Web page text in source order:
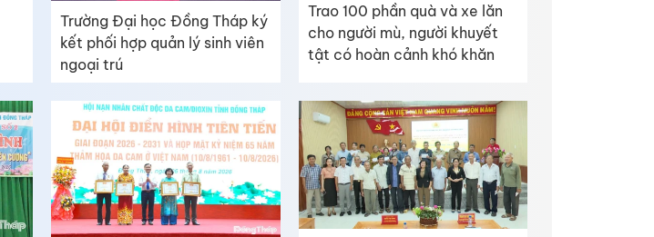
Trường Đại học Đồng Tháp ký
kết phối hợp quản lý sinh viên
ngoại trú
Trao 100 phần quà và xe lăn
cho người mù, người khuyết
tật có hoàn cảnh khó khăn